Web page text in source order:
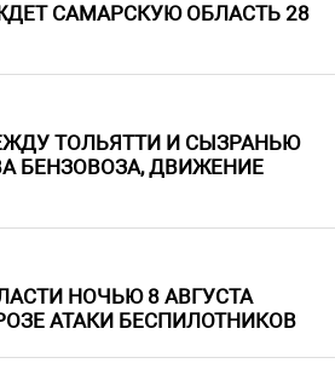
САМАРСКУЮ ОБЛАСТЬ 28
ТОЛЬЯТТИ И СЫЗРАНЬЮ
БЕНЗОВОЗА, ДВИЖЕНИЕ
НОЧЬЮ 8 АВГУСТА
АТАКИ БЕСПИЛОТНИКОВ